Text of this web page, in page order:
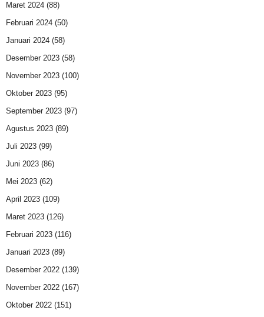
Maret 2024 (88)
Februari 2024 (50)
Januari 2024 (58)
Desember 2023 (58)
November 2023 (100)
Oktober 2023 (95)
September 2023 (97)
Agustus 2023 (89)
Juli 2023 (99)
Juni 2023 (86)
Mei 2023 (62)
April 2023 (109)
Maret 2023 (126)
Februari 2023 (116)
Januari 2023 (89)
Desember 2022 (139)
November 2022 (167)
Oktober 2022 (151)